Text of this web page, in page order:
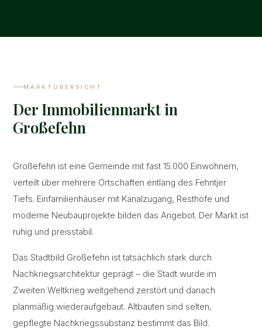
MARKTÜBERSICHT
Der Immobilienmarkt in
Großefehn
Großefehn ist eine Gemeinde mit fast 15.000 Einwohnern,
verteilt über mehrere Ortschaften entlang des Fehntjer
Tiefs. Einfamilienhäuser mit Kanalzugang, Resthöfe und
moderne Neubauprojekte bilden das Angebot. Der Markt ist
ruhig und preisstabil.
Das Stadtbild Großefehn ist tatsächlich stark durch
Nachkriegsarchitektur geprägt – die Stadt wurde im
Zweiten Weltkrieg weitgehend zerstört und danach
planmäßig wiederaufgebaut. Altbauten sind selten,
gepflegte Nachkriegssubstanz bestimmt das Bild.